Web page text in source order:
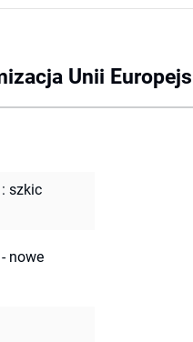
Unii
szkic
nowe